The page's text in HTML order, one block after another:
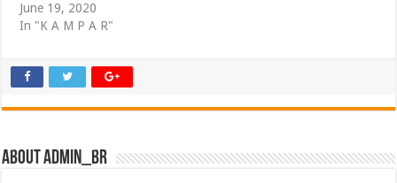
June 19, 2020
In "K A M P A R"
About admin_br